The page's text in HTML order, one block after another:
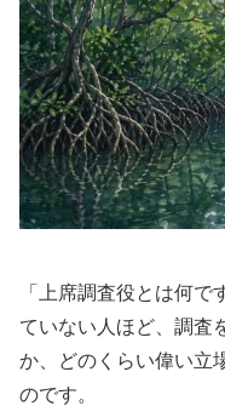
「上席調査役とは何
ていない人ほど、調査
か、どのくらい偉い立
のです。